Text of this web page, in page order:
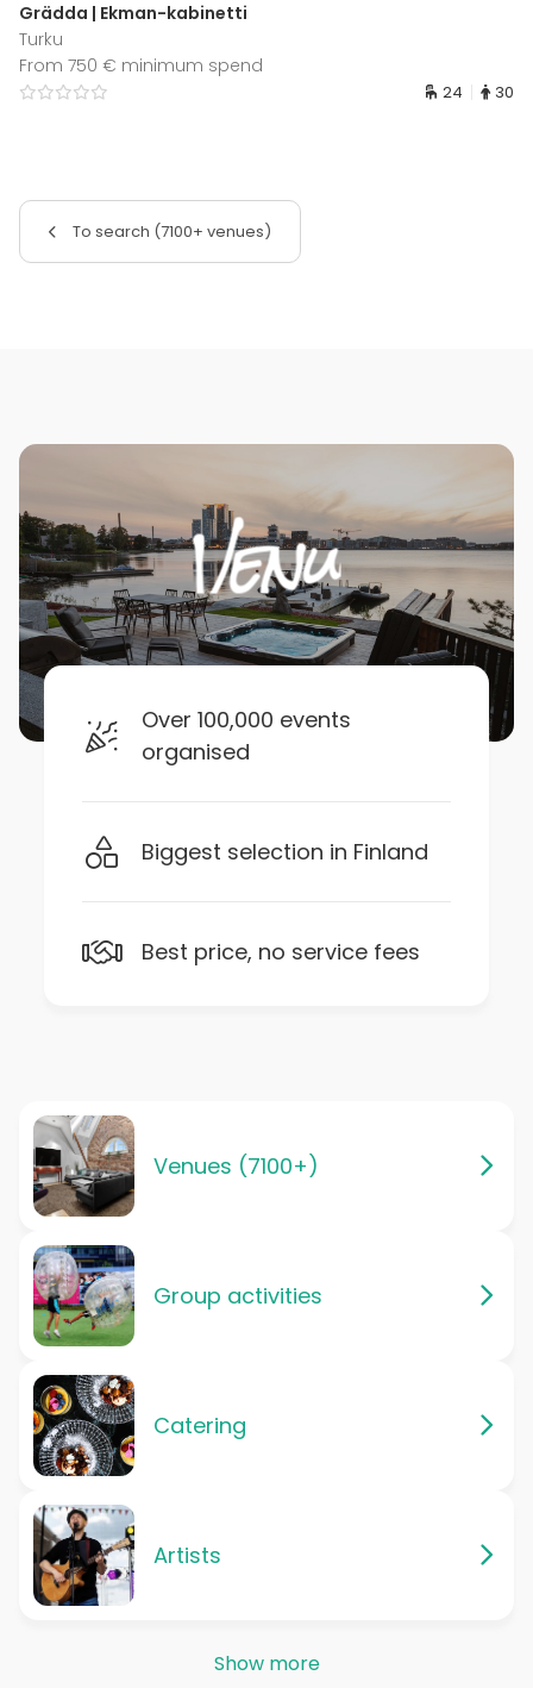
Grädda | Ekman-kabinetti
Turku
From 750 € minimum spend
24 30
To search (7100+ venues)
Over 100,000 events
organised
Biggest selection in Finland
Best price, no service fees
Venues (7100+)
Group activities
Catering
Artists
Show more